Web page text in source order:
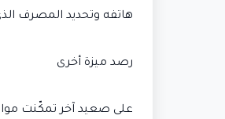
هاتفه وتحديد المصرف
رصد ميزة أخرى